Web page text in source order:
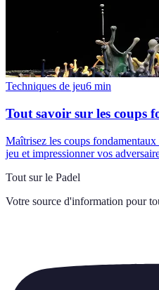
Techniques de jeu6 min
Tout savoir sur les coups
Maîtrisez les coups
jeu et impressionner vos
Tout sur le Padel
Votre source d'information pour